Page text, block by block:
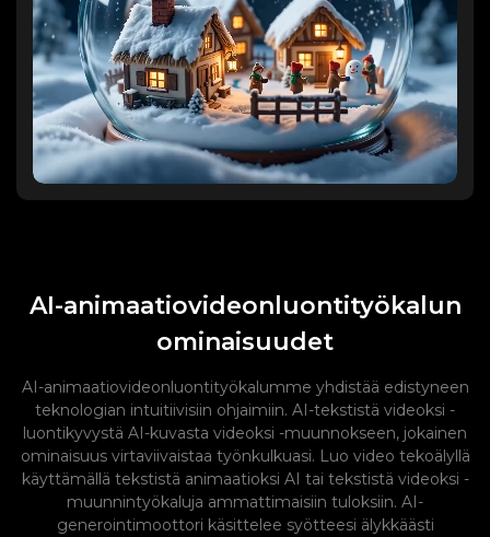
AI-animaatiovideonluontityökalun
ominaisuudet
AI-animaatiovideonluontityökalumme yhdistää edistyneen
teknologian intuitiivisiin ohjaimiin. AI-tekstistä videoksi -
luontikyvystä AI-kuvasta videoksi -muunnokseen, jokainen
ominaisuus virtaviivaistaa työnkulkuasi. Luo video tekoälyllä
käyttämällä tekstistä animaatioksi AI tai tekstistä videoksi -
muunnintyökaluja ammattimaisiin tuloksiin. AI-
generointimoottori käsittelee syötteesi älykkäästi